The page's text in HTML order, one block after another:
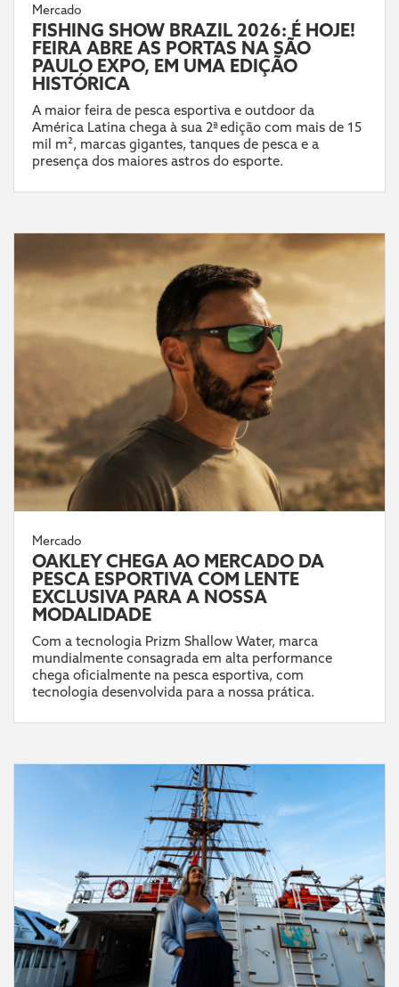
Mercado
FISHING SHOW BRAZIL 2026: É HOJE!
FEIRA ABRE AS PORTAS NA SÃO
PAULO EXPO, EM UMA EDIÇÃO
HISTÓRICA
A maior feira de pesca esportiva e outdoor da
América Latina chega à sua 2ª edição com mais de 15
mil m², marcas gigantes, tanques de pesca e a
presença dos maiores astros do esporte.
Mercado
OAKLEY CHEGA AO MERCADO DA
PESCA ESPORTIVA COM LENTE
EXCLUSIVA PARA A NOSSA
MODALIDADE
Com a tecnologia Prizm Shallow Water, marca
mundialmente consagrada em alta performance
chega oficialmente na pesca esportiva, com
tecnologia desenvolvida para a nossa prática.